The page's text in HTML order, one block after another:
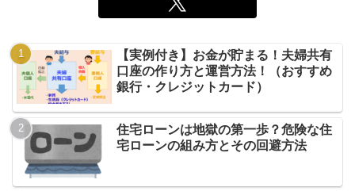
【実例付き】お金が貯まる！夫婦共有
口座の作り方と運営方法！（おすすめ
銀行・クレジットカード）
住宅ローンは地獄の第一歩？危険な住
宅ローンの組み方とその回避方法